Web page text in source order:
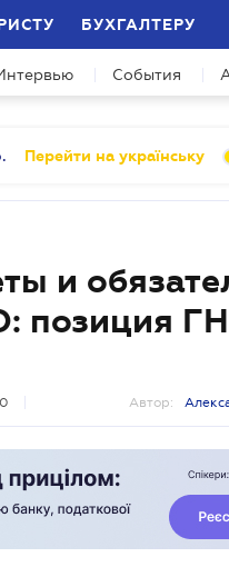
БУХГАЛТЕРУ
События
Перейти на українську
и
позиция
0 Автор: